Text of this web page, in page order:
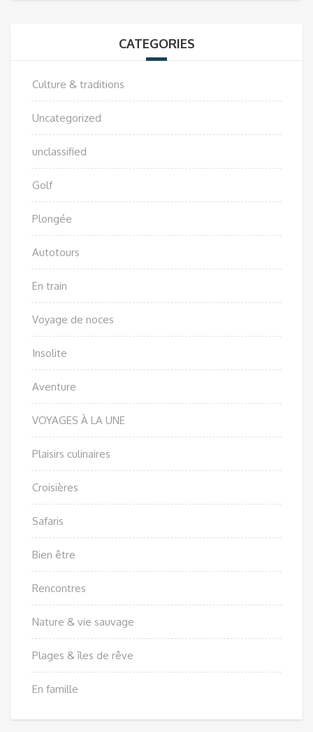
CATEGORIES
Culture & traditions
Uncategorized
unclassified
Golf
Plongée
Autotours
En train
Voyage de noces
Insolite
Aventure
VOYAGES À LA UNE
Plaisirs culinaires
Croisières
Safaris
Bien être
Rencontres
Nature & vie sauvage
Plages & îles de rêve
En famille